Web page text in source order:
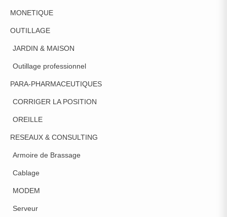
MONETIQUE
OUTILLAGE
JARDIN & MAISON
Outillage professionnel
PARA-PHARMACEUTIQUES
CORRIGER LA POSITION
OREILLE
RESEAUX & CONSULTING
Armoire de Brassage
Cablage
MODEM
Serveur